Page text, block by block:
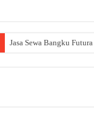
Jasa Sewa Bangku